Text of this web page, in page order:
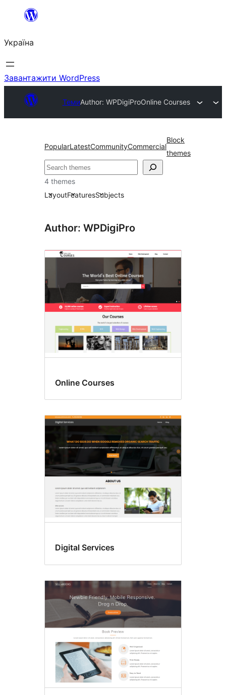
Перейти
вмісту
Україна
Завантажити WordPress
ТемиAuthor: WPDigiProOnline Courses
PopularLatestCommunityCommercial
Block
themes
Пошук
4 themes
LayoutFeaturesSubjects
Author: WPDigiPro
Online Courses
Digital Services